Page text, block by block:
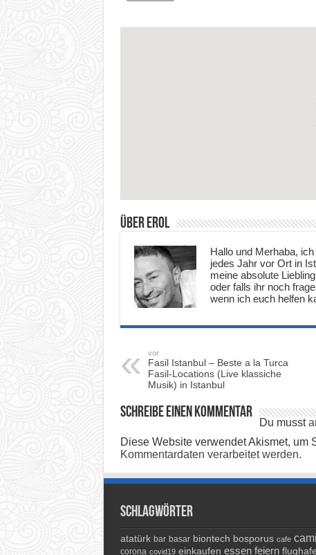
Über Erol
Hallo und Merhaba,
jedes Jahr vor Ort in
meine absolute
oder falls ihr noch
wenn ich euch helfen
vor
Fasil Istanbul – Beste a la Turca
Fasil-Locations (Live klassiche
Musik) in Istanbul
Schreibe einen Kommentar
Du musst
Diese Website verwendet Akismet, um
Kommentardaten verarbeitet werden.
Schlagwörter
atatürk bar basar biontech bosporus cafe
corona covid19 einkaufen essen feiern